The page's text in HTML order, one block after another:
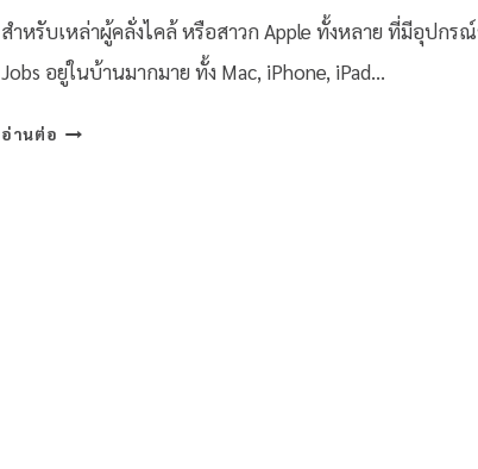
สำหรับเหล่าผู้คลั่งไคล้ หรือสาวก Apple ทั้งหลาย ที่มีอุปกร
Jobs อยู่ในบ้านมากมาย ทั้ง Mac, iPhone, iPad…
อ่านต่อ